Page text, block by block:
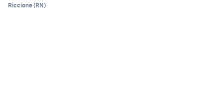
Riccione(RN)